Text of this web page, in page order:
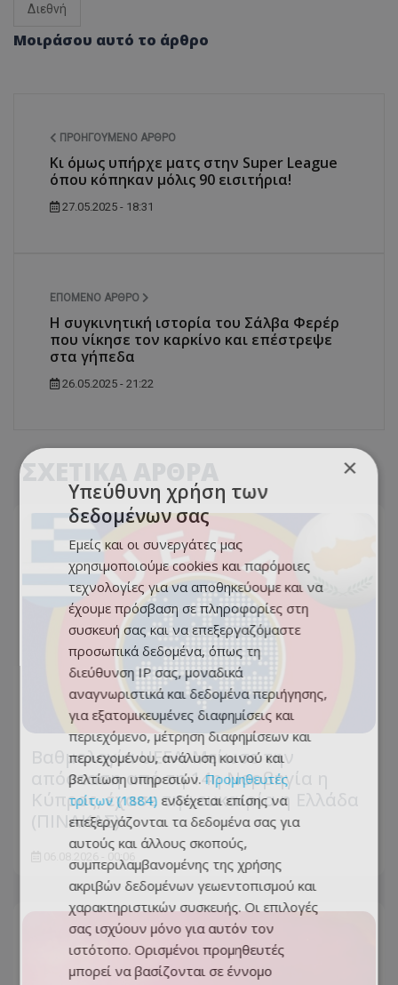
Διεθνή
Μοιράσου αυτό το άρθρο
ΠΡΟΗΓΟΎΜΕΝΟ ΆΡΘΡΟ
Κι όμως υπήρχε ματς στην Super League
όπου κόπηκαν μόλις 90 εισιτήρια!
27.05.2025 - 18:31
ΕΠΌΜΕΝΟ ΆΡΘΡΟ
Η συγκινητική ιστορία του Σάλβα Φερέρ
που νίκησε τον καρκίνο και επέστρεψε
στα γήπεδα
26.05.2025 - 21:22
ΣΧΕΤΙΚΑ ΑΡΘΡΑ
Βαθμολογία UEFA: Μείωσε την
απόσταση από τη 14η Νορβηγία η
Κύπρος, έχασε την ευκαιρία η Ελλάδα
(ΠΙΝΑΚΑΣ)
06.08.2026 - 00:06
×
Υπεύθυνη χρήση των
δεδομένων σας
Εμείς και οι συνεργάτες μας
χρησιμοποιούμε cookies και παρόμοιες
τεχνολογίες για να αποθηκεύουμε και να
έχουμε πρόσβαση σε πληροφορίες στη
συσκευή σας και να επεξεργαζόμαστε
προσωπικά δεδομένα, όπως τη
διεύθυνση IP σας, μοναδικά
αναγνωριστικά και δεδομένα περιήγησης,
για εξατομικευμένες διαφημίσεις και
περιεχόμενο, μέτρηση διαφημίσεων και
περιεχομένου, ανάλυση κοινού και
βελτίωση υπηρεσιών. Προμηθευτές
τρίτων (1884) ενδέχεται επίσης να
επεξεργάζονται τα δεδομένα σας για
αυτούς και άλλους σκοπούς,
συμπεριλαμβανομένης της χρήσης
ακριβών δεδομένων γεωεντοπισμού και
χαρακτηριστικών συσκευής. Οι επιλογές
σας ισχύουν μόνο για αυτόν τον
ιστότοπο. Ορισμένοι προμηθευτές
μπορεί να βασίζονται σε έννομο